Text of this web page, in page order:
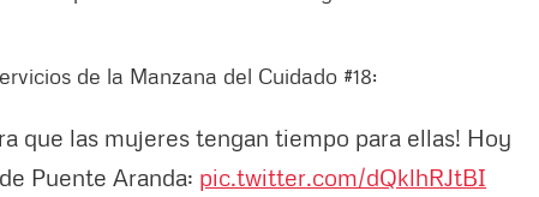
de la Manzana del Cuidado #18:
que las mujeres tengan tiempo para ellas! Hoy
Puente Aranda: pic.twitter.com/dQklhRJtBI